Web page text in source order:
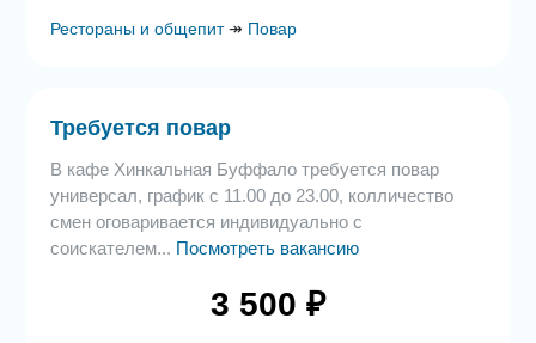
Рестораны и общепит↠ Повар
Требуется повар
В кафе Хинкальная Буффало требуется повар
универсал, график с 11.00 до 23.00, колличество
смен оговаривается индивидуально с
соискателем... Посмотреть вакансию
3 500 ₽